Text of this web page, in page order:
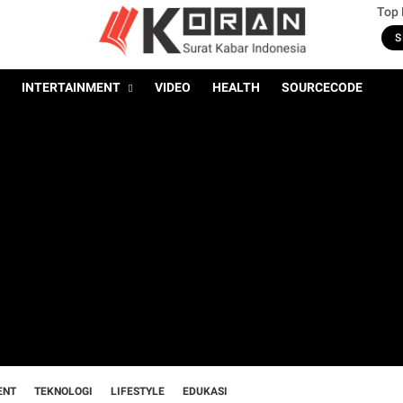
Top
INTERTAINMENT VIDEO HEALTH SOURCECODE
TEKNOLOGI LIFESTYLE EDUKASI